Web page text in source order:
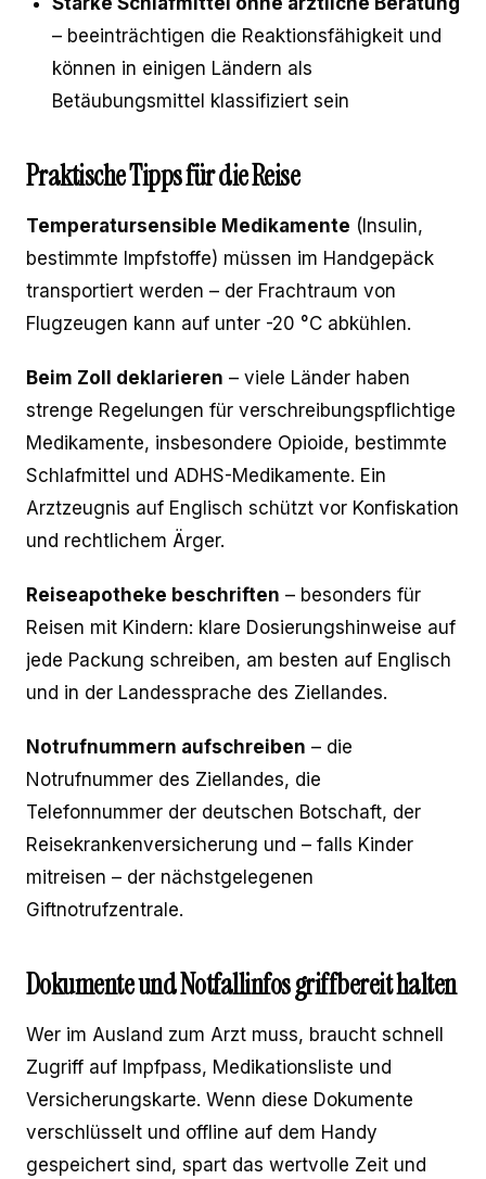
– beeinträchtigen die Reaktionsfähigkeit und
können in einigen Ländern als
Betäubungsmittel klassifiziert sein
Praktische Tipps für die Reise
Temperatursensible Medikamente (Insulin,
bestimmte Impfstoffe) müssen im Handgepäck
transportiert werden – der Frachtraum von
Flugzeugen kann auf unter -20 °C abkühlen.
Beim Zoll deklarieren – viele Länder haben
strenge Regelungen für verschreibungspflichtige
Medikamente, insbesondere Opioide, bestimmte
Schlafmittel und ADHS-Medikamente. Ein
Arztzeugnis auf Englisch schützt vor Konfiskation
und rechtlichem Ärger.
Reiseapotheke beschriften – besonders für
Reisen mit Kindern: klare Dosierungshinweise auf
jede Packung schreiben, am besten auf Englisch
und in der Landessprache des Ziellandes.
Notrufnummern aufschreiben – die
Notrufnummer des Ziellandes, die
Telefonnummer der deutschen Botschaft, der
Reisekrankenversicherung und – falls Kinder
mitreisen – der nächstgelegenen
Giftnotrufzentrale.
Dokumente und Notfallinfos griffbereit halten
Wer im Ausland zum Arzt muss, braucht schnell
Zugriff auf Impfpass, Medikationsliste und
Versicherungskarte. Wenn diese Dokumente
verschlüsselt und offline auf dem Handy
gespeichert sind, spart das wertvolle Zeit und